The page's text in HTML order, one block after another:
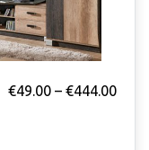
€49.00 – €444.00